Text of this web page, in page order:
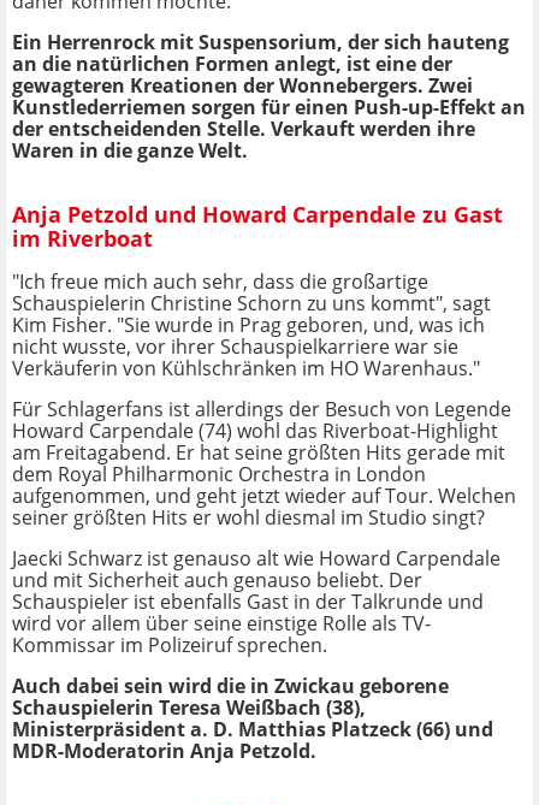
Ein Herrenrock mit Suspensorium, der sich hauteng
an die natürlichen Formen anlegt, ist eine der
gewagteren Kreationen der Wonnebergers. Zwei
Kunstlederriemen sorgen für einen Push-up-Effekt an
der entscheidenden Stelle. Verkauft werden ihre
Waren in die ganze Welt.
Anja Petzold und Howard Carpendale zu Gast
im Riverboat
"Ich freue mich auch sehr, dass die großartige
Schauspielerin Christine Schorn zu uns kommt", sagt
Kim Fisher. "Sie wurde in Prag geboren, und, was ich
nicht wusste, vor ihrer Schauspielkarriere war sie
Verkäuferin von Kühlschränken im HO Warenhaus."
Für Schlagerfans ist allerdings der Besuch von Legende
Howard Carpendale (74) wohl das Riverboat-Highlight
am Freitagabend. Er hat seine größten Hits gerade mit
dem Royal Philharmonic Orchestra in London
aufgenommen, und geht jetzt wieder auf Tour. Welchen
seiner größten Hits er wohl diesmal im Studio singt?
Jaecki Schwarz ist genauso alt wie Howard Carpendale
und mit Sicherheit auch genauso beliebt. Der
Schauspieler ist ebenfalls Gast in der Talkrunde und
wird vor allem über seine einstige Rolle als TV-
Kommissar im Polizeiruf sprechen.
Auch dabei sein wird die in Zwickau geborene
Schauspielerin Teresa Weißbach (38),
Ministerpräsident a. D. Matthias Platzeck (66) und
MDR-Moderatorin Anja Petzold.